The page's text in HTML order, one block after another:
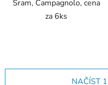
Sram, Campagnolo, cena
za 6ks
NAČÍST